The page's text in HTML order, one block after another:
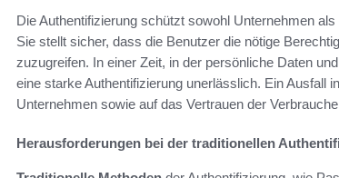
Die Authentifizierung schützt sowohl Unternehmen
Sie stellt sicher, dass die Benutzer die nötige
zuzugreifen. In einer Zeit, in der persönliche Daten
eine starke Authentifizierung unerlässlich. Ein Ausfall
Unternehmen sowie auf das Vertrauen der
Herausforderungen bei der traditionellen